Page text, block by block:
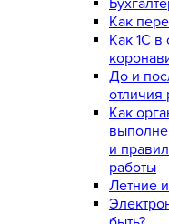
Как
Как 1С в
До и
отличия
Как
и
работы
Летние